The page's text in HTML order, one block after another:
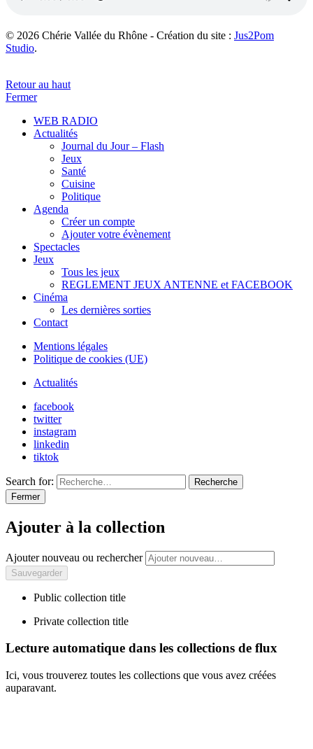
© 2026 Chérie Vallée du Rhône - Création du site : Jus2Pom
Studio.
Retour au haut
Fermer
WEB RADIO
Actualités
Journal du Jour – Flash
Jeux
Santé
Cuisine
Politique
Agenda
Créer un compte
Ajouter votre évènement
Spectacles
Jeux
Tous les jeux
REGLEMENT JEUX ANTENNE et FACEBOOK
Cinéma
Les dernières sorties
Contact
Mentions légales
Politique de cookies (UE)
Actualités
facebook
twitter
instagram
linkedin
tiktok
Search for:
Recherche
Fermer
Ajouter à la collection
Ajouter nouveau ou rechercher
Public collection title
Private collection title
Lecture automatique dans les collections de flux
Ici, vous trouverez toutes les collections que vous avez créées
auparavant.